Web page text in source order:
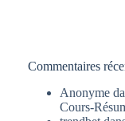
Commentaires
Anonyme
Cours-